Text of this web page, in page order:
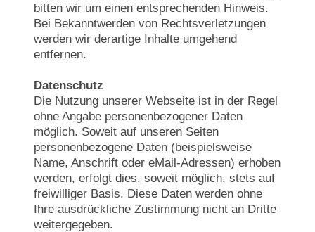
bitten wir um einen entsprechenden Hinweis.
Bei Bekanntwerden von Rechtsverletzungen
werden wir derartige Inhalte umgehend
entfernen.
Datenschutz
Die Nutzung unserer Webseite ist in der Regel
ohne Angabe personenbezogener Daten
möglich. Soweit auf unseren Seiten
personenbezogene Daten (beispielsweise
Name, Anschrift oder eMail-Adressen) erhoben
werden, erfolgt dies, soweit möglich, stets auf
freiwilliger Basis. Diese Daten werden ohne
Ihre ausdrückliche Zustimmung nicht an Dritte
weitergegeben.